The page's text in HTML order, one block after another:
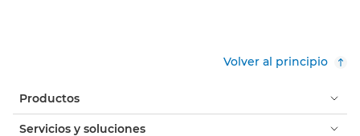
Volver al principio
Productos
Servicios y soluciones